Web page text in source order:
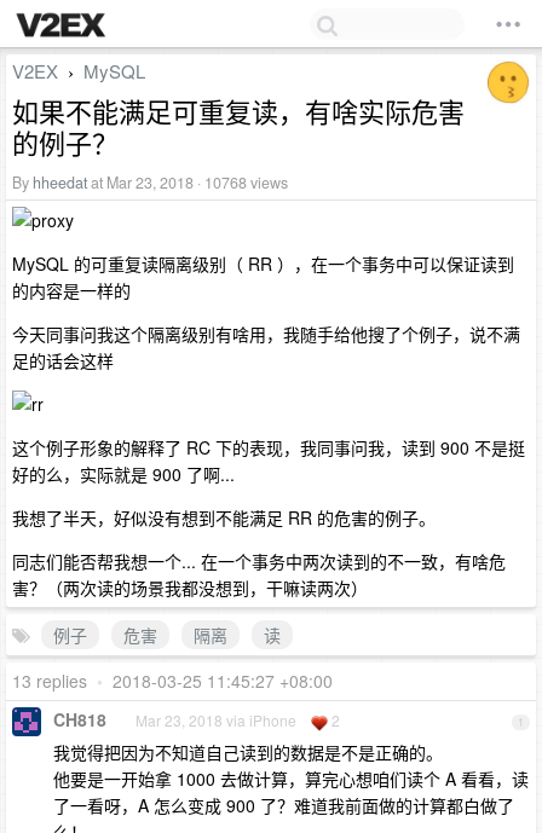
V2EX › MySQL
如果不能满足可重复读，有啥实际危害
的例子？
By hheedatat Mar 23, 2018 · 10768 views
MySQL 的可重复读隔离级别（ RR ），在一个事务中可以保证读到
的内容是一样的
今天同事问我这个隔离级别有啥用，我随手给他搜了个例子，说不满
足的话会这样
这个例子形象的解释了 RC 下的表现，我同事问我，读到 900 不是挺
好的么，实际就是 900 了啊...
我想了半天，好似没有想到不能满足 RR 的危害的例子。
同志们能否帮我想一个... 在一个事务中两次读到的不一致，有啥危
害？（两次读的场景我都没想到，干嘛读两次）
例子
危害 隔离
读
13 replies • 2018-03-25 11:45:27 +08:00
1
CH818 Mar 23, 2018 via iPhone 2
我觉得把因为不知道自己读到的数据是不是正确的。
他要是一开始拿 1000 去做计算，算完心想咱们读个 A 看看，读
了一看呀，A 怎么变成 900 了？难道我前面做的计算都白做了